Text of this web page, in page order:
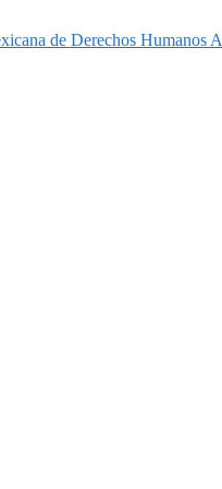
de Derechos Humanos